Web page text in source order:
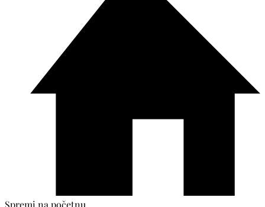
Spremi na početnu